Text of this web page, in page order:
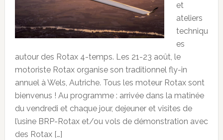
et
ateliers
techniqu
es
autour des Rotax 4-temps. Les 21-23 août, le
motoriste Rotax organise son traditionnel fly-in
annuel à Wels, Autriche. Tous les moteur Rotax sont
bienvenus ! Au programme : arrivée dans la matinée
du vendredi et chaque jour, dejeuner et visites de
l’usine BRP-Rotax et/ou vols de démonstration avec
des Rotax […]